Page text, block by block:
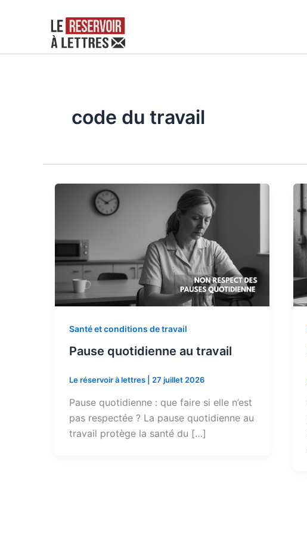
code du travail
Santé et conditions de travail
Pause quotidienne au travail
Le réservoir à lettres 27 juillet 2026
Pause quotidienne : que faire si elle n’est
pas respectée ? La pause quotidienne au
travail protège la santé du […]